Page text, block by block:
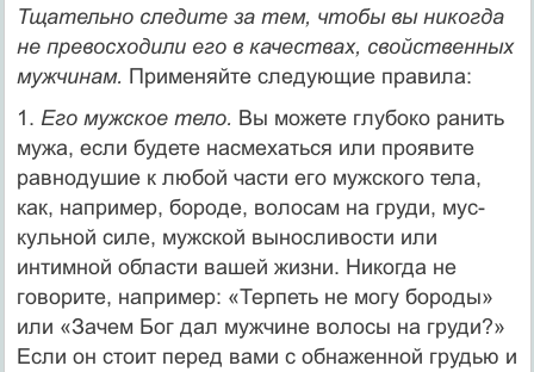
Тщательно следите за тем, чтобы вы никогда
не превосходили его в качествах, свойственных
мужчинам. Применяйте следующие правила:
1. Его мужское тело. Вы можете глубоко ранить
мужа, если будете насмехаться или проявите
равнодушие к любой части его мужского тела,
как, например, бороде, волосам на груди, мус­
кульной силе, мужской выносливости или
интимной области вашей жизни. Никогда не
говорите, например: «Терпеть не могу бороды»
или «Зачем Бог дал мужчине волосы на груди?»
Если он стоит перед вами с обнаженной грудью и